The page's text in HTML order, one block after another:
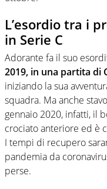
L’esordio tra i
in Serie C
Adorante fa il suo
2019, in una partita di
iniziando la sua
squadra. Ma anche
gennaio 2020, infatti, il
crociato anteriore ed è
I tempi di recupero
pandemia da
perse.